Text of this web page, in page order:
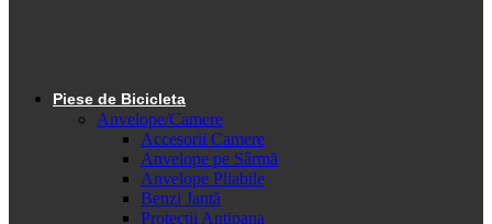
Piese de Bicicleta
Anvelope/Camere
Accesorii Camere
Anvelope pe Sârmă
Anvelope Pliabile
Benzi Jantă
Protecții Antipana